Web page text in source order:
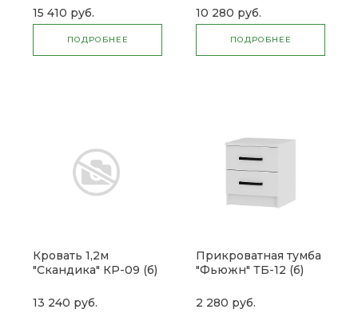
15 410 руб.
ПОДРОБНЕЕ
10 280 руб.
ПОДРОБНЕЕ
Кровать 1,2м
"Скандика" КР-09 (б)
13 240 руб.
Прикроватная тумба
"Фьюжн" ТБ-12 (б)
2 280 руб.